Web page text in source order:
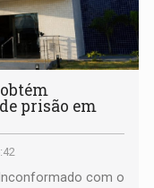
prisão em
com o